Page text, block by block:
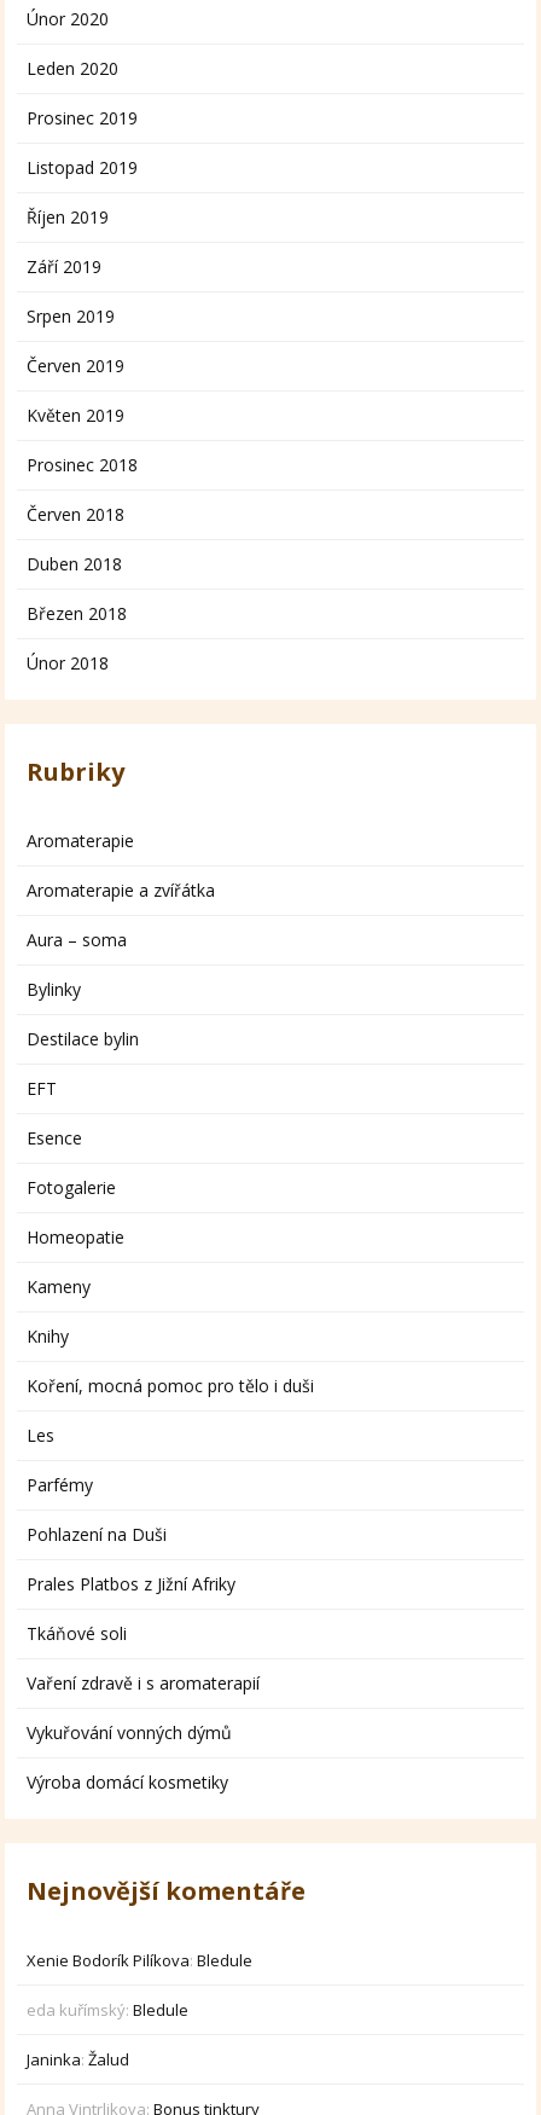
Únor 2020
Leden 2020
Prosinec 2019
Listopad 2019
Říjen 2019
Září 2019
Srpen 2019
Červen 2019
Květen 2019
Prosinec 2018
Červen 2018
Duben 2018
Březen 2018
Únor 2018
Rubriky
Aromaterapie
Aromaterapie a zvířátka
Aura – soma
Bylinky
Destilace bylin
EFT
Esence
Fotogalerie
Homeopatie
Kameny
Knihy
Koření, mocná pomoc pro tělo i duši
Les
Parfémy
Pohlazení na Duši
Prales Platbos z Jižní Afriky
Tkáňové soli
Vaření zdravě i s aromaterapií
Vykuřování vonných dýmů
Výroba domácí kosmetiky
Nejnovější komentáře
Xenie Bodorík Pilíkova:Bledule
eda kuřímský:Bledule
Janinka:Žalud
Anna Vintrlikova:Bonus tinktury